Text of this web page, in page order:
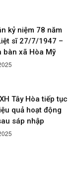
kỷ niệm 78 năm
sĩ 27/7/1947 –
xã Hòa Mỹ
Tây Hòa tiếp tục
quả hoạt động
sáp nhập